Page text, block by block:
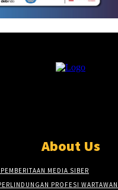
About Us
MEDIA SIBER
PROFESI WARTAWAN